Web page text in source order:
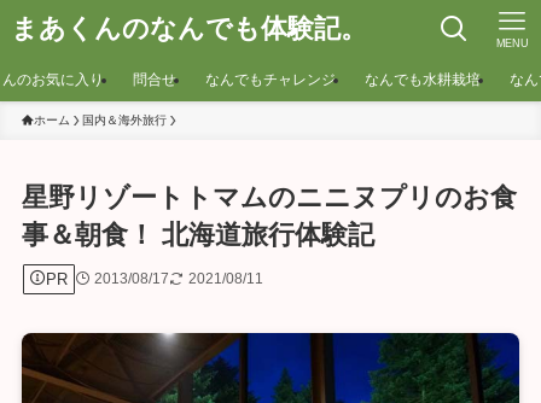
まあくんのなんでも体験記。 MENU
のお気に入り 問合せ なんでもチャレンジ なんでも水耕栽培 な
ホーム 国内＆海外旅行
星野リゾートトマムのニニヌプリのお食
事＆朝食！ 北海道旅行体験記
PR 2013/08/17 2021/08/11